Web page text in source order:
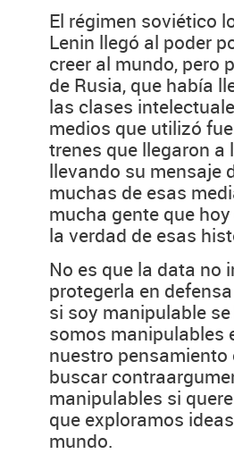
El régimen soviético
Lenin llegó al poder
creer al mundo, pero
de Rusia, que había
las clases
medios que utilizó
trenes que llegaron
llevando su mensaje
muchas de esas
mucha gente que
la verdad de esas
No es que la data no
protegerla en
si soy manipulable
somos manipulables
nuestro
buscar
manipulables si
que exploramos
mundo.